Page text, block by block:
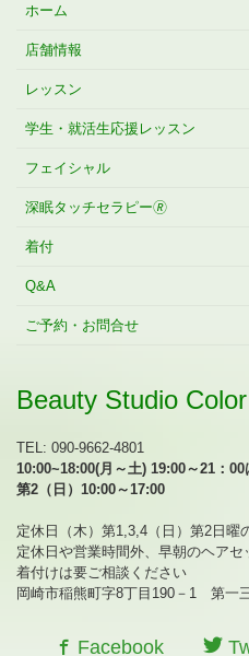
ホーム
店舗情報
レッスン
学生・就活生応援レッスン
フェイシャル
深眠タッチセラピー🄬
着付
Q&A
ご予約・お問合せ
Beauty Studio Color
TEL: 090-9662-4801
10:00~18:00(月～土) 19:00～21：00
第2（日）10:00～17:00
定休日（木）第1,3,4（日）第2日曜
定休日や営業時間外、早朝のヘアセ
着付けは要ご相談ください
岡崎市稲熊町字8丁目190－1 第一
Facebook